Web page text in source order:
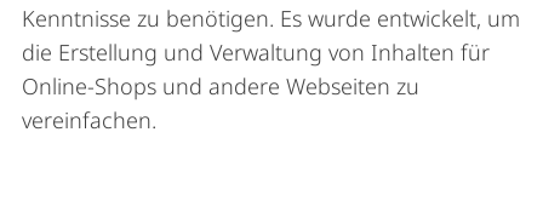
Kenntnisse zu benötigen. Es wurde entwickelt, um
die Erstellung und Verwaltung von Inhalten für
Online-Shops und andere Webseiten zu
vereinfachen.